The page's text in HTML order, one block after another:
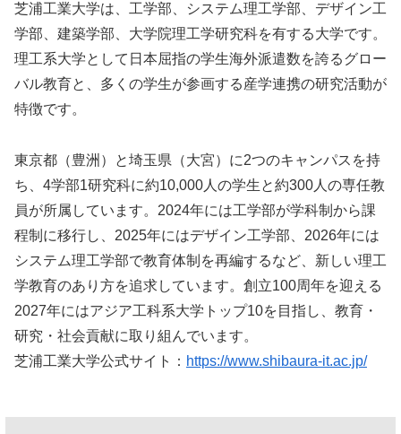
芝浦工業大学は、工学部、システム理工学部、デザイン工
学部、建築学部、大学院理工学研究科を有する大学です。
理工系大学として日本屈指の学生海外派遣数を誇るグロー
バル教育と、多くの学生が参画する産学連携の研究活動が
特徴です。
東京都（豊洲）と埼玉県（大宮）に2つのキャンパスを持
ち、4学部1研究科に約10,000人の学生と約300人の専任教
員が所属しています。2024年には工学部が学科制から課
程制に移行し、2025年にはデザイン工学部、2026年には
システム理工学部で教育体制を再編するなど、新しい理工
学教育のあり方を追求しています。創立100周年を迎える
2027年にはアジア工科系大学トップ10を目指し、教育・
研究・社会貢献に取り組んでいます。
芝浦工業大学公式サイト： https://www.shibaura-it.ac.jp/